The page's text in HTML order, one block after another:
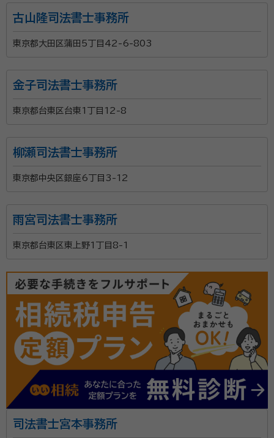
古山隆司法書士事務所
東京都大田区蒲田5丁目42-6-803
金子司法書士事務所
東京都台東区台東1丁目12-8
柳瀬司法書士事務所
東京都中央区銀座6丁目3-12
雨宮司法書士事務所
東京都台東区東上野1丁目8-1
司法書士宮本事務所